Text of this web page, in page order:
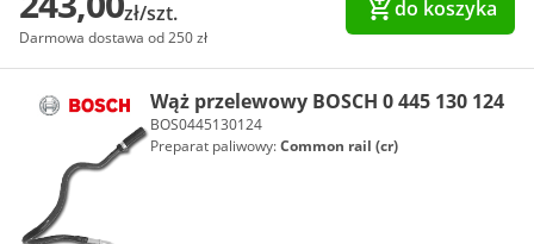
zł/szt.
Darmowa dostawa od 250 zł
do koszyka
Wąż przelewowy BOSCH 0 445 130 124
BOS0445130124
Preparat paliwowy:Common rail (cr)